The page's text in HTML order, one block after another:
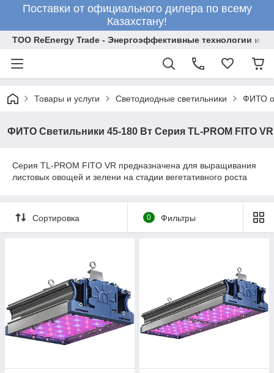
Поставки от официального дилера по всему
Казахстану!
ТОО ReEnergy Trade - Энергоэффективные технологии и
Товары и услуги Светодиодные светильники ФИТО
ФИТО Светильники 45-180 Вт Серия TL-PROM FITO VR
Серия TL-PROM FITO VR предназначена для выращивания
листовых овощей и зелени на стадии вегетативного роста
Сортировка 0 Фильтры